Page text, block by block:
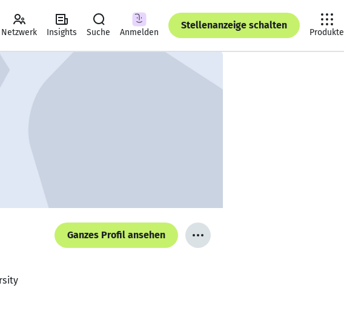
Netzwerk Insights Suche Anmelden
Stellenanzeige schalten
Produkte
Ganzes Profil ansehen